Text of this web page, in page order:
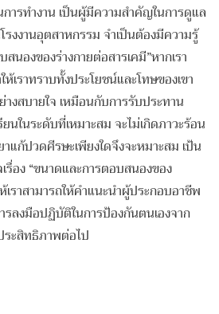
ารทำงาน เป็นผู้มีความสำคัญในการดูแล
งงานอุตสาหกรรม จำเป็นต้องมีความรู้
นองของร่างกายต่อสารเคมี”หากเรา
เราทราบทั้งประโยชน์และโทษของเขา
งสบายใจ เหมือนกับการรับประทาน
นในระดับที่เหมาะสม จะไม่เกิดภาวะร้อน
แก้ปวดศีรษะเพียงใดจึงจะหมาะสม เป้น
เรื่อง “ขนาดและการตอบสนองของ
เราสามารถให้คำแนะนำผู้ประกอบอาชีพ
รลงมือปฏิบัติในการป้องกันตนเองจาก
ระสิทธิภาพต่อไป